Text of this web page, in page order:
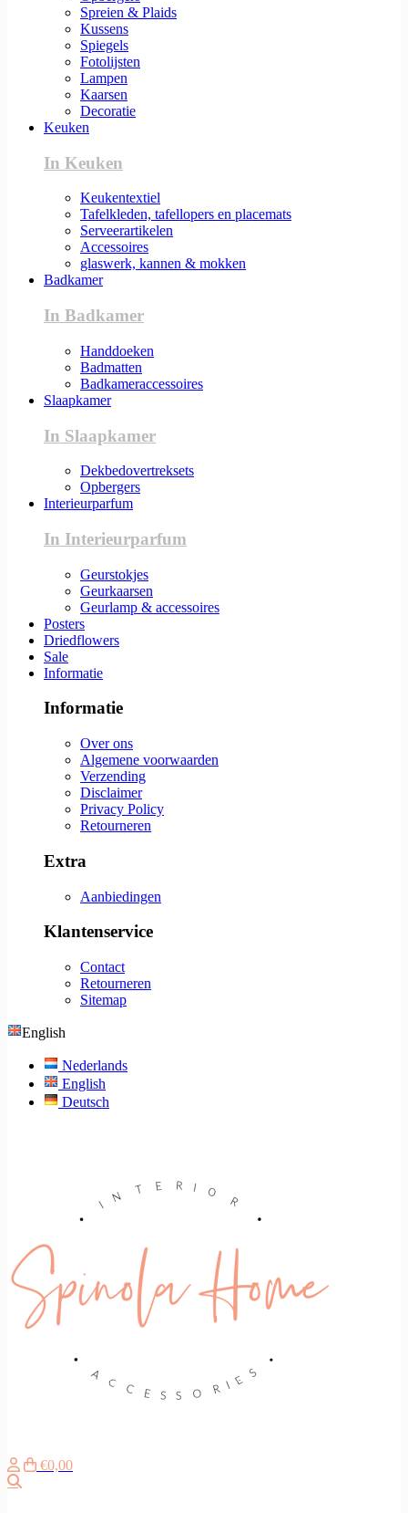
Spreien & Plaids
Kussens
Spiegels
Fotolijsten
Lampen
Kaarsen
Decoratie
Keuken
In Keuken
Keukentextiel
Tafelkleden, tafellopers en placemats
Serveerartikelen
Accessoires
glaswerk, kannen & mokken
Badkamer
In Badkamer
Handdoeken
Badmatten
Badkameraccessoires
Slaapkamer
In Slaapkamer
Dekbedovertreksets
Opbergers
Interieurparfum
In Interieurparfum
Geurstokjes
Geurkaarsen
Geurlamp & accessoires
Posters
Driedflowers
Sale
Informatie
Informatie
Over ons
Algemene voorwaarden
Verzending
Disclaimer
Privacy Policy
Retourneren
Extra
Aanbiedingen
Klantenservice
Contact
Retourneren
Sitemap
English
Nederlands
English
Deutsch
€0,00